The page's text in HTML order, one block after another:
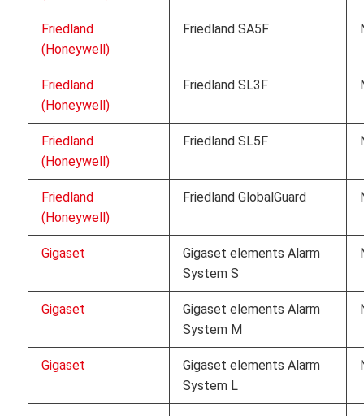
Friedland
(Honeywell)
Friedland SA5F
Friedland
(Honeywell)
Friedland SL3F
Friedland
(Honeywell)
Friedland SL5F
Friedland
(Honeywell)
Friedland GlobalGuard
Gigaset
Gigaset elements Alarm
System S
Gigaset
Gigaset elements Alarm
System M
Gigaset
Gigaset elements Alarm
System L